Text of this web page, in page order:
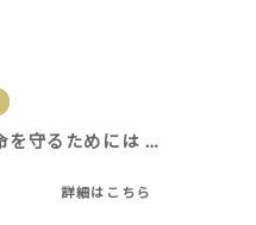
みんなで災害から命を守るためには 災害の時の練習が必要！！
詳細はこちら